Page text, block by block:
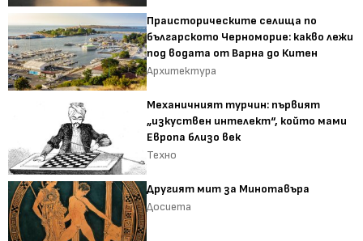
Праисторическите селища по
българското Черноморие: какво лежи
под водата от Варна до Китен
Архитектура
Механичният турчин: първият
„изкуствен интелект“, който мами
Европа близо век
Техно
Другият мит за Минотавъра
Досиета